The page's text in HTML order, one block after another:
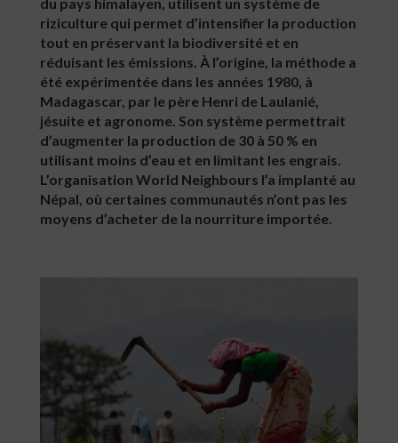
riziculture qui permet d’intensifier la production
tout en préservant la biodiversité et en
réduisant les émissions. À l’origine, la méthode a
été expérimentée dans les années 1980, à
Madagascar, par le père Henri de Laulanié,
jésuite et agronome. Son système permettrait
d’augmenter la production de 30 à 50 % en
utilisant moins d’eau et en limitant les engrais.
L’organisation World Neighbours l’a implanté au
Népal, où certaines communautés n’ont pas les
moyens d’acheter de la nourriture importée.